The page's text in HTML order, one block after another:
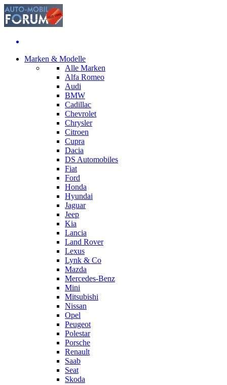
Marken & Modelle
Alle Marken
Alfa Romeo
Audi
BMW
Cadillac
Chevrolet
Chrysler
Citroen
Cupra
Dacia
DS Automobiles
Fiat
Ford
Honda
Hyundai
Jaguar
Jeep
Kia
Lancia
Land Rover
Lexus
Lynk & Co
Mazda
Mercedes-Benz
Mini
Mitsubishi
Nissan
Opel
Peugeot
Polestar
Porsche
Renault
Saab
Seat
Skoda